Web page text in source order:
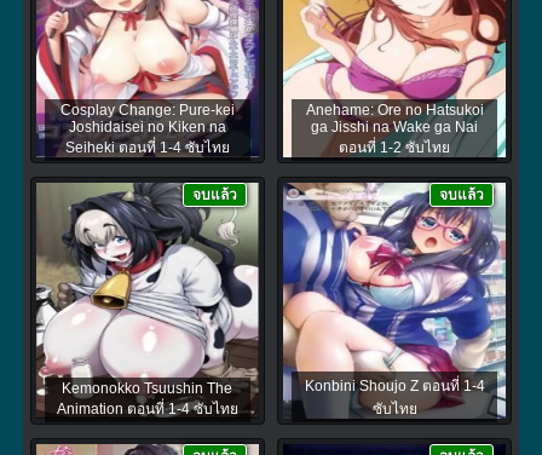
Cosplay Change: Pure-kei
Joshidaisei no Kiken na
Seiheki ตอนที่ 1-4 ซับไทย
Anehame: Ore no Hatsukoi
ga Jisshi na Wake ga Nai
ตอนที่ 1-2 ซับไทย
Kemonokko Tsuushin The
Animation ตอนที่ 1-4 ซับไทย
จบแล้ว
Konbini Shoujo Z ตอนที่ 1-4
ซับไทย
จบแล้ว